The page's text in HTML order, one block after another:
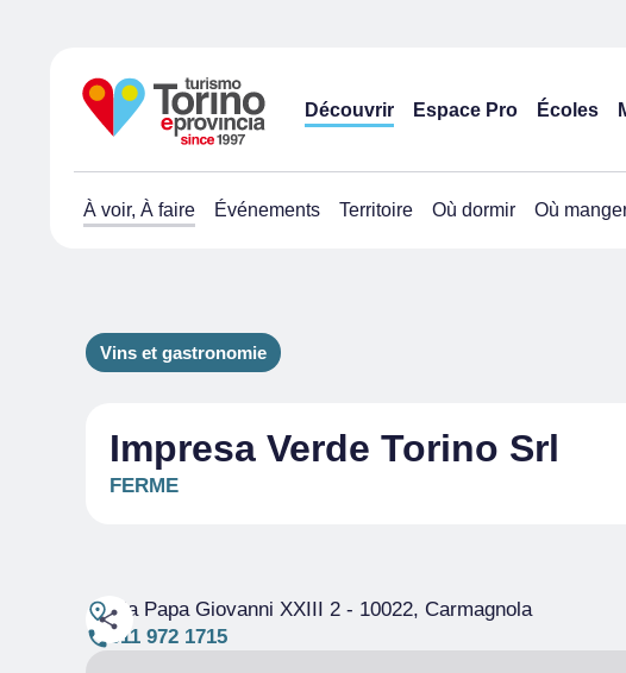
Découvrir Espace Pro Écoles
À voir, À faire Événements Territoire Où dormir Où
Vins et gastronomie
Impresa Verde Torino Srl
FERME
Via Papa Giovanni XXIII 2- 10022, Carmagnola
011 972 1715